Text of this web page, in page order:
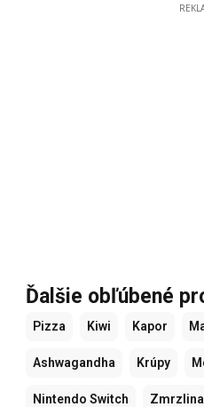
Ďalšie obľúbené
Pizza Kiwi Kapor
Ashwagandha Krúpy
Nintendo Switch Zmrzlina